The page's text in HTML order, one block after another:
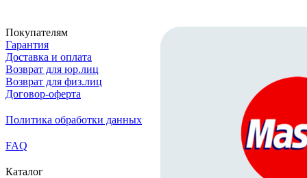
Покупателям
Гарантия
Доставка и оплата
Возврат для юр.лиц
Возврат для физ.лиц
Договор-оферта
Политика обработки данных
FAQ
Каталог